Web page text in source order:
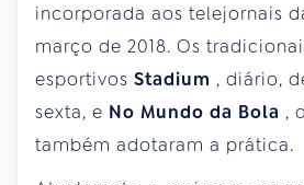
incorporada aos telejornais
março de 2018. Os
esportivos Stadium , diário,
sexta, e No Mundo da Bola ,
também adotaram a prática.